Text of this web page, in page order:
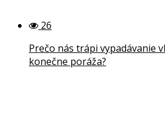
26
Prečo nás trápi vypadávanie
konečne poráža?